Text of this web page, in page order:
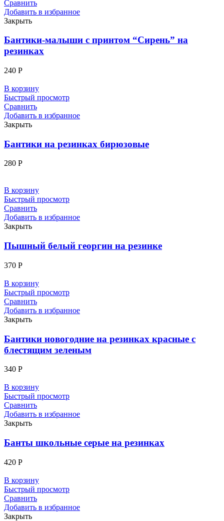
Сравнить
Добавить в избранное
Закрыть
Бантики-малыши с принтом “Сирень” на
резинках
240 Р
В корзину
Быстрый просмотр
Сравнить
Добавить в избранное
Закрыть
Бантики на резинках бирюзовые
280 Р
В корзину
Быстрый просмотр
Сравнить
Добавить в избранное
Закрыть
Пышный белый георгин на резинке
370 Р
В корзину
Быстрый просмотр
Сравнить
Добавить в избранное
Закрыть
Бантики новогодние на резинках красные с
блестящим зеленым
340 Р
В корзину
Быстрый просмотр
Сравнить
Добавить в избранное
Закрыть
Банты школьные серые на резинках
420 Р
В корзину
Быстрый просмотр
Сравнить
Добавить в избранное
Закрыть